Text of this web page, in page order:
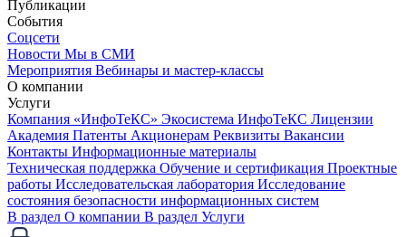
Публикации
События
Соцсети
Новости Мы в СМИ
Мероприятия Вебинары и мастер-классы
О компании
Услуги
Компания «ИнфоТеКС» Экосистема ИнфоТеКС Лицензии
Академия Патенты Акционерам Реквизиты Вакансии
Контакты Информационные материалы
Техническая поддержка Обучение и сертификация Проектные
работы Исследовательская лаборатория Исследование
состояния безопасности информационных систем
В раздел О компании В раздел Услуги